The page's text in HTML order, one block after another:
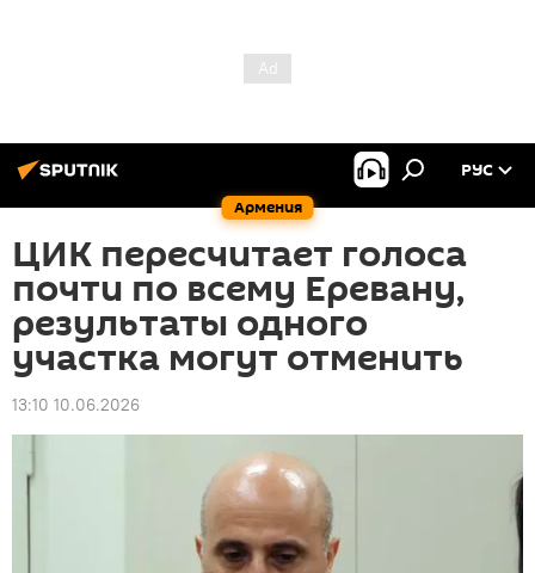
Армения
РУС
ЦИК пересчитает голоса
почти по всему Еревану,
результаты одного
участка могут отменить
13:10 10.06.2026